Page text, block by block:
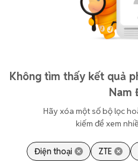
Không tìm thấy kết quả
Nam
Hãy xóa một số bộ lọc
kiếm để xem
Điện thoại ZTE